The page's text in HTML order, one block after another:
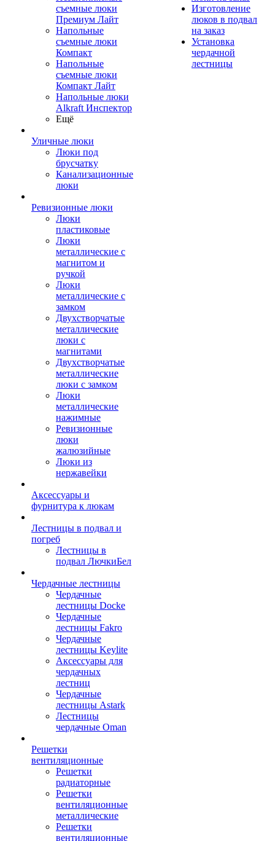
съемные люки
Премиум Лайт
Напольные
съемные люки
Компакт
Напольные
съемные люки
Компакт Лайт
Напольные люки
Alkraft Инспектор
Ещё
Уличные люки
Люки под
брусчатку
Канализационные
люки
Ревизионные люки
Люки
пластиковые
Люки
металлические с
магнитом и
ручкой
Люки
металлические с
замком
Двухстворчатые
металлические
люки с
магнитами
Двухстворчатые
металлические
люки с замком
Люки
металлические
нажимные
Ревизионные
люки
жалюзийные
Люки из
нержавейки
Аксессуары и
фурнитура к люкам
Лестницы в подвал и
погреб
Лестницы в
подвал ЛючкиБел
Чердачные лестницы
Чердачные
лестницы Docke
Чердачные
лестницы Fakro
Чердачные
лестницы Keylite
Аксессуары для
чердачных
лестниц
Чердачные
лестницы Astark
Лестницы
чердачные Oman
Решетки
вентиляционные
Решетки
радиаторные
Решетки
вентиляционные
металлические
Решетки
вентиляционные
Изготовление
люков в подвал
на заказ
Установка
чердачной
лестницы